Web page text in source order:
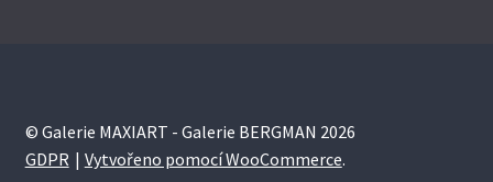
© Galerie MAXIART - Galerie BERGMAN 2026
GDPR
Vytvořeno pomocí WooCommerce.